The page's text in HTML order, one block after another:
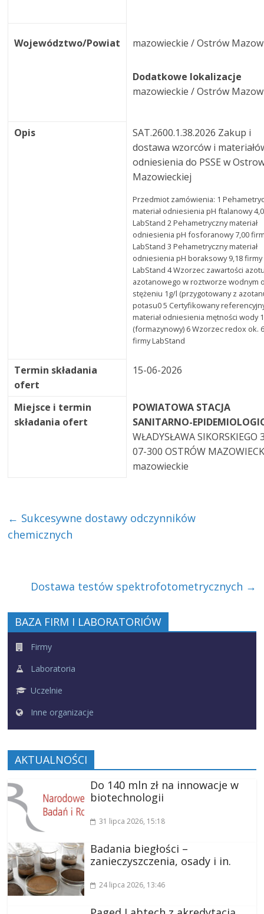
Województwo/Powiat mazowieckie / Ostrów
Dodatkowe lokalizacje
mazowieckie / Ostrów
Opis
SAT.2600.1.38.2026 Zakup i
dostawa wzorców i
odniesienia do PSSE w
Mazowieckiej
Przedmiot zamówienia: 1
materiał odniesienia pH ftalanowy
LabStand 2 Pehametryczny materiał
odniesienia pH fosforanowy 7,00
LabStand 3 Pehametryczny materiał
odniesienia pH boraksowy 9,18 firmy
LabStand 4 Wzorzec zawartości
azotanowego w roztworze wodnym
stężeniu 1g/l (przygotowany z
potasu0 5 Certyfikowany
materiał odniesienia mętności wody
(formazynowy) 6 Wzorzec redox ok.
firmy LabStand
Termin składania
ofert
15-06-2026
Miejsce i termin
składania ofert
POWIATOWA STACJA
SANITARNO-
WŁADYSŁAWA SIKORSKIEGO
07-300 OSTRÓW
mazowieckie
← Sukcesywne dostawy odczynników
chemicznych
Dostawa testów spektrofotometrycznych →
BAZA FIRM I LABORATORIÓW
Firmy
Laboratoria
Uczelnie
Inne organizacje
AKTUALNOŚCI
Do 140 mln zł na innowacje w
biotechnologii
31 lipca 2026, 15:18
Badania biegłości –
zanieczyszczenia, osady i in.
24 lipca 2026, 13:46